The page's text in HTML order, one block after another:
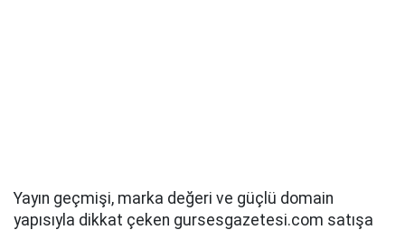
Yayın geçmişi, marka değeri ve güçlü domain
yapısıyla dikkat çeken gursesgazetesi.com satışa